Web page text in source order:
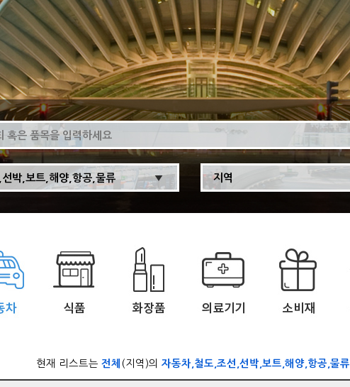
현재 리스트는 전체 (지역)의 자동차,철도,조선,선박,보트,해양,항공,물류